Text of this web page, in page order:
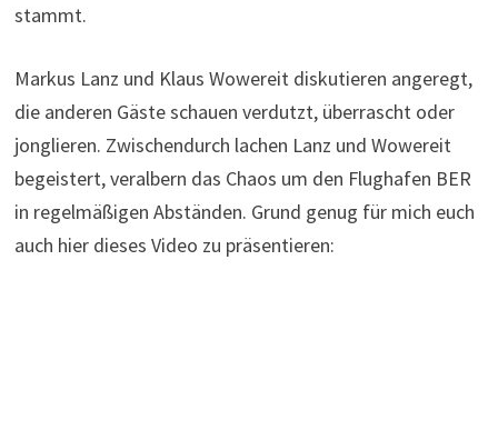
stammt.
Markus Lanz und Klaus Wowereit diskutieren angeregt,
die anderen Gäste schauen verdutzt, überrascht oder
jonglieren. Zwischendurch lachen Lanz und Wowereit
begeistert, veralbern das Chaos um den Flughafen BER
in regelmäßigen Abständen. Grund genug für mich euch
auch hier dieses Video zu präsentieren: